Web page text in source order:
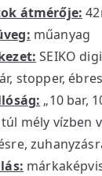
átmérője:
műanyag
SEIKO
stopper,
„10 bar,
mély vízben